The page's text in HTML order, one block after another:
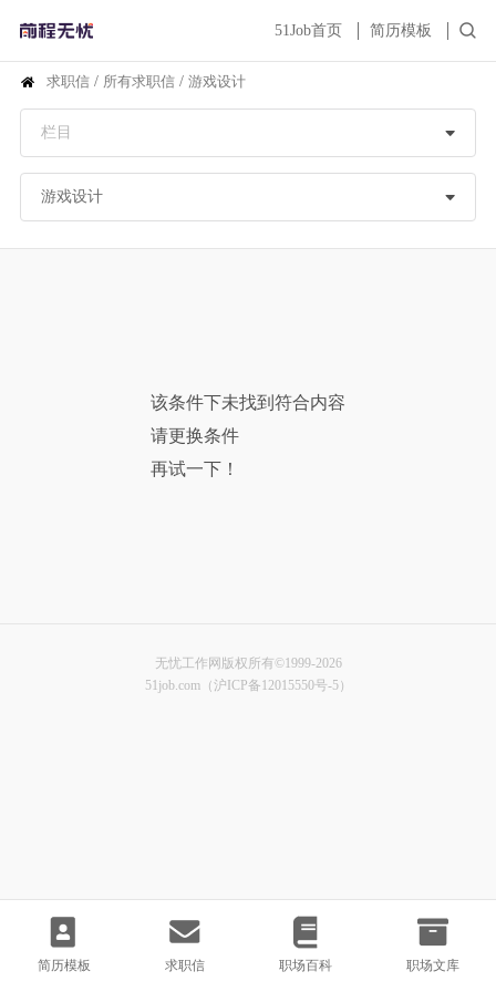
51Job首页 简历模板
简历模板 求职信 职场百科 职场文库
求职信 / 所有求职信 / 游戏设计
该条件下未找到符合内容
请更换条件
再试一下！
无忧工作网版权所有©1999-2026
51job.com（沪ICP备12015550号-5）